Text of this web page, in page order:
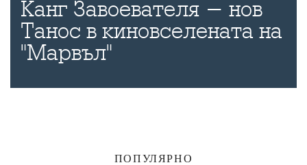
Канг Завоевателя - нов
Танос в киновселената на
"Марвъл"
ПОПУЛЯРНО